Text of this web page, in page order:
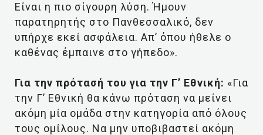
Είναι η πιο σίγουρη λύση. Ήμουν
παρατηρητής στο Πανθεσσαλικό, δεν
υπήρχε εκεί ασφάλεια. Απ’ όπου ήθελε ο
καθένας έμπαινε στο γήπεδο».
Για την πρότασή του για την Γ’ Εθνική: «Για
την Γ’ Εθνική θα κάνω πρόταση να μείνει
ακόμη μία ομάδα στην κατηγορία από όλους
τους ομίλους. Να μην υποβιβαστεί ακόμη